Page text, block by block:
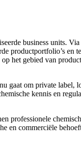
business units.
productportfolio’s en
het gebied van
gaat om private
kennis en
professionele
en commerciële